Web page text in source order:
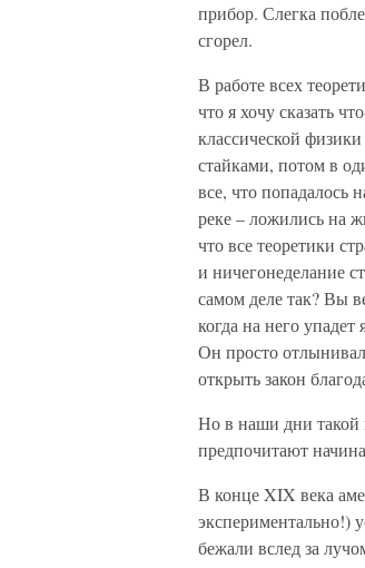
прибор. Слегка
сгорел.
В работе всех
что я хочу сказать
классической
стайками, потом в
все, что попадалось
реке – ложились на
что все теоретики
и ничегонеделание
самом деле так? Вы
когда на него
Он просто
открыть закон
Но в наши дни такой
предпочитают
В конце XIX века
экспериментально!)
бежали вслед за